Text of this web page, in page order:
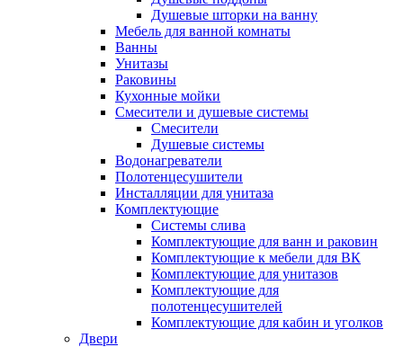
Душевые шторки на ванну
Мебель для ванной комнаты
Ванны
Унитазы
Раковины
Кухонные мойки
Смесители и душевые системы
Смесители
Душевые системы
Водонагреватели
Полотенцесушители
Инсталляции для унитаза
Комплектующие
Системы слива
Комплектующие для ванн и раковин
Комплектующие к мебели для ВК
Комплектующие для унитазов
Комплектующие для
полотенцесушителей
Комплектующие для кабин и уголков
Двери